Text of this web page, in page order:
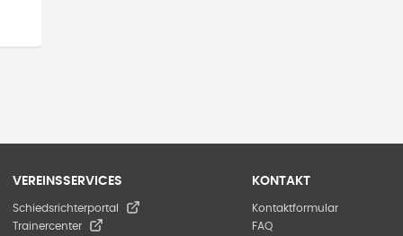
VEREINSSERVICES
Schiedsrichterportal
Trainercenter
KONTAKT
Kontaktformular
FAQ